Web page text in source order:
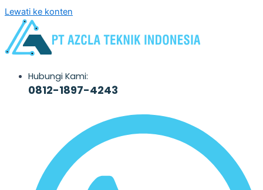
Lewati ke konten
Hubungi Kami:
0812-1897-4243